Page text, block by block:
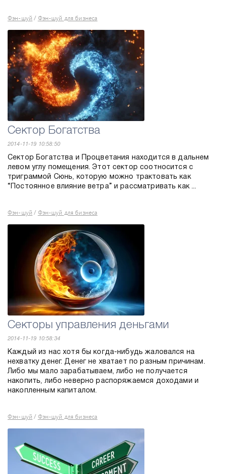
Фэн-шуй / Фэн-шуй для бизнеса
Сектор Богатства
2014-11-19 10:58:50
Сектор Богатства и Процветания находится в дальнем
левом углу помещения. Этот сектор соотносится с
триграммой Сюнь, которую можно трактовать как
“Постоянное влияние ветра” и рассматривать как ...
Фэн-шуй / Фэн-шуй для бизнеса
Секторы управления деньгами
2014-11-19 10:58:34
Каждый из нас хотя бы когда-нибудь жаловался на
нехватку денег. Денег не хватает по разным причинам.
Либо мы мало зарабатываем, либо не получается
накопить, либо неверно распоряжаемся доходами и
накопленным капиталом.
Фэн-шуй / Фэн-шуй для бизнеса